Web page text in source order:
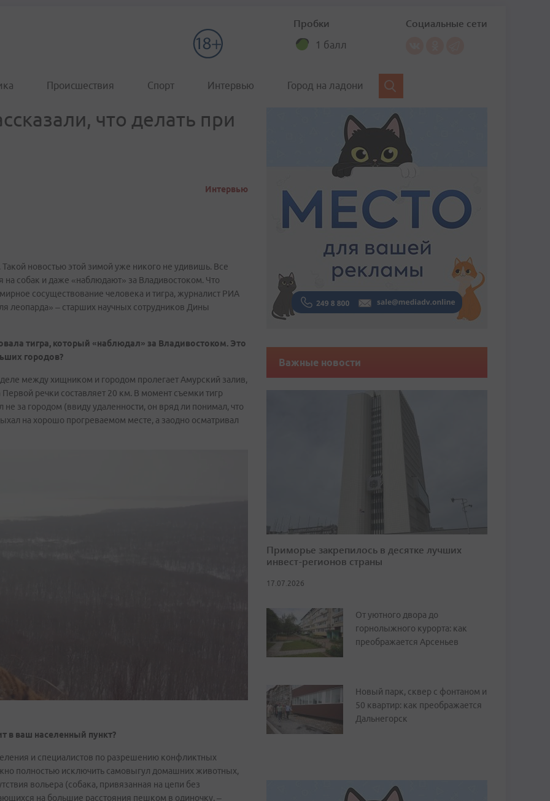
Пробки
1 балл
Социальные сети
Происшествия Спорт Интервью Город на ладони
что делать при
Интервью
новостью этой зимой уже никого не удивишь. Все
собак и даже «наблюдают» за Владивостоком. Что
сосуществование человека и тигра, журналист РИА
леопарда» – старших научных сотрудников Дины
тигра, который «наблюдал» за Владивостоком. Это
городов?
между хищником и городом пролегает Амурский залив,
речки составляет 20 км. В момент съемки тигр
за городом (ввиду удаленности, он вряд ли понимал, что
на хорошо прогреваемом месте, а заодно осматривал
в ваш населенный пункт?
и специалистов по разрешению конфликтных
полностью исключить самовыгул домашних животных,
вольера (собака, привязанная на цепи без
на большие расстояния пешком в одиночку, –
Важные новости
Приморье закрепилось в десятке лучших
инвест-регионов страны
17.07.2026
От уютного двора до
горнолыжного курорта: как
преображается Арсеньев
Новый парк, сквер с фонтаном и
50 квартир: как преображается
Дальнегорск